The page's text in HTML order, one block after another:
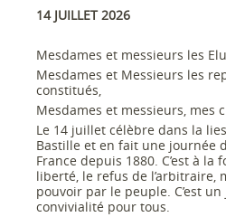
14 JUILLET 2026
Mesdames et messieurs les
Mesdames et Messieurs les
constitués,
Mesdames et messieurs, mes
Le 14 juillet célèbre dans la
Bastille et en fait une journée
France depuis 1880. C’est à la
liberté, le refus de l’arbitraire,
pouvoir par le peuple. C’est
convivialité pour tous.